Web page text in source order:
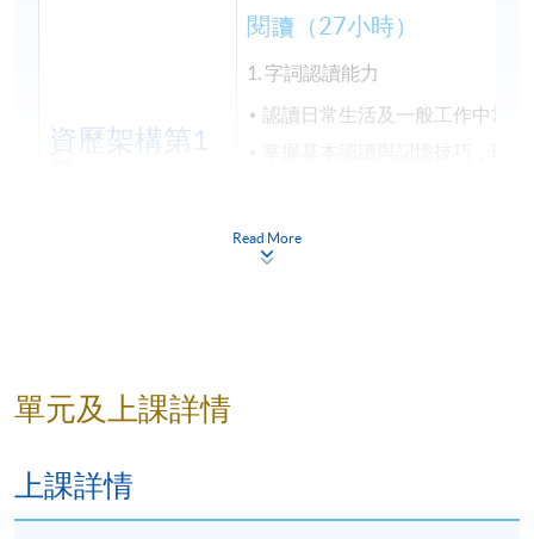
資歷架構第1
閱讀（27小時）
1. 字詞認讀能力
認讀日常生活及一般工作中常用
閱讀簡短的敍述性與說明性文
寫作（20小時）
Read More
單元及上課詳情
上課詳情